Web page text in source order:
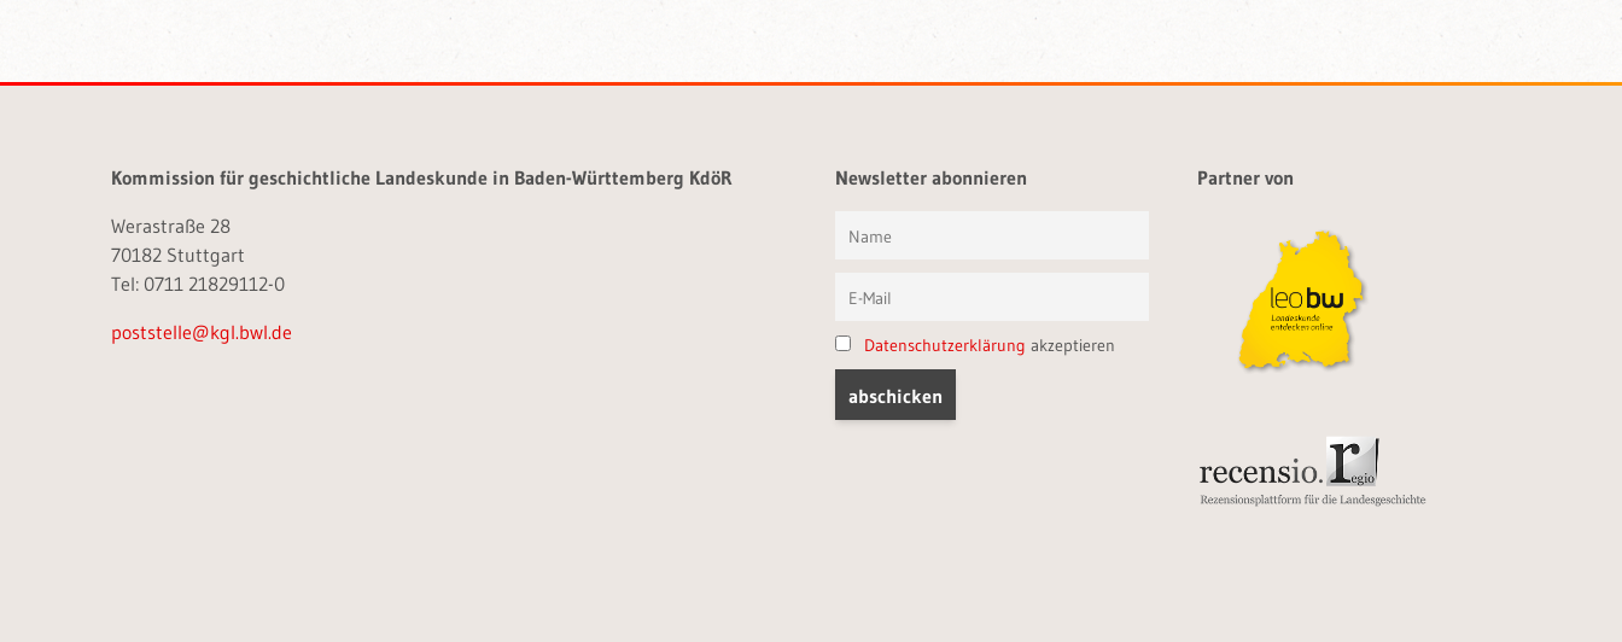
Kommission für geschichtliche Landeskunde in Baden-Württemberg KdöR
Werastraße 28
70182 Stuttgart
Tel: 0711 21829112-0
poststelle@kgl.bwl.de
Newsletter abonnieren
Datenschutzerklärung akzeptieren
Partner von